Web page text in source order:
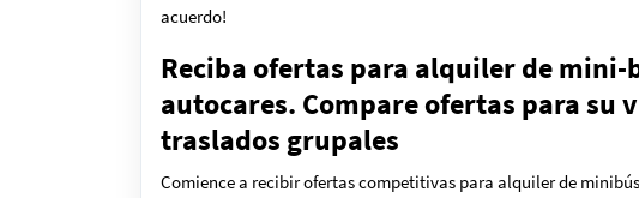
acuerdo!
Reciba ofertas para alquiler de
autocares. Compare ofertas para su
traslados grupales
Comience a recibir ofertas competitivas para alquiler de